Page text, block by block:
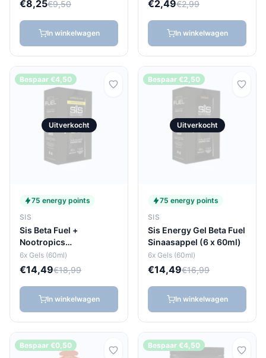
€8,25€9,50
In winkelwagen
€2,49€2,99
In winkelwagen
Bespaar €4,50
Uitverkocht
75 energy points
SIS
Sis Beta Fuel +
Nootropics
Citroen/limoen (6 x
60ml)
6x Gels (60ml)
€14,49€18,99
In winkelwagen
Bespaar €2,50
Uitverkocht
75 energy points
SIS
Sis Energy Gel Beta Fuel
Sinaasappel (6 x 60ml)
6x Gels (60ml)
€14,49€16,99
In winkelwagen
Bespaar €0,50 Bespaar €4,50